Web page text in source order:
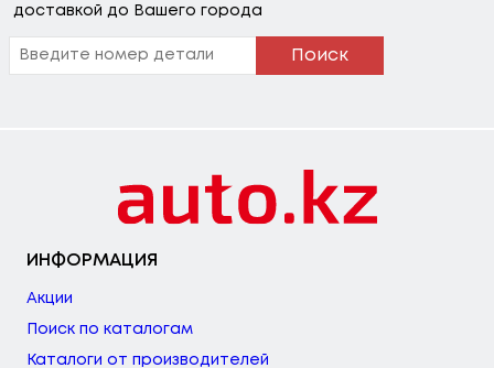
доставкой до Вашего города
Поиск
ИНФОРМАЦИЯ
Акции
Поиск по каталогам
Каталоги от производителей